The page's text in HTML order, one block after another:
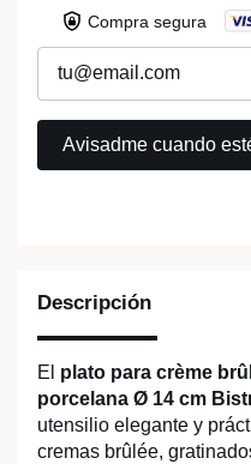
Descripción
El plato para crème
porcelana Ø 14 cm
utensilio elegante y
cremas brûlée,
Compra segura